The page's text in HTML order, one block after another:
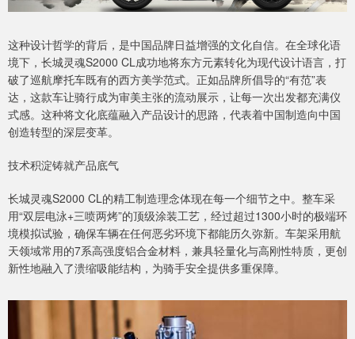
这种设计哲学的背后，是中国品牌日益增强的文化自信。在全球化语
境下，长城灵魂S2000 CL成功地将东方元素转化为现代设计语言，打
破了巡航摩托车既有的西方美学范式。正如品牌所倡导的“有范”表
达，这款车让骑行成为审美主张的流动展示，让每一次出发都充满仪
式感。这种将文化底蕴融入产品设计的思路，代表着中国制造向中国
创造转型的深层变革。
技术积淀铸就产品底气
长城灵魂S2000 CL的精工制造理念体现在每一个细节之中。整车采
用“双层电泳+三喷两烤”的顶级涂装工艺，经过超过1300小时的极端环
境模拟试验，确保车辆在任何恶劣环境下都能历久弥新。车架采用航
天领域常用的7系高强度铝合金材料，兼具轻量化与高刚性特质，更创
新性地融入了溃缩吸能结构，为骑手安全提供多重保障。